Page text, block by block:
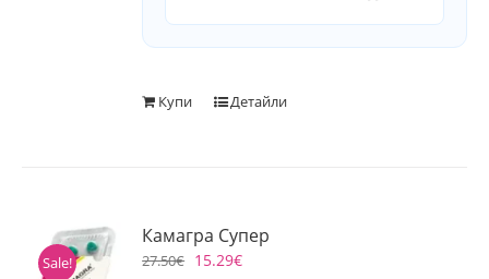
Купи Детайли
Sale!
Камагра Супер
27.50€ 15.29€